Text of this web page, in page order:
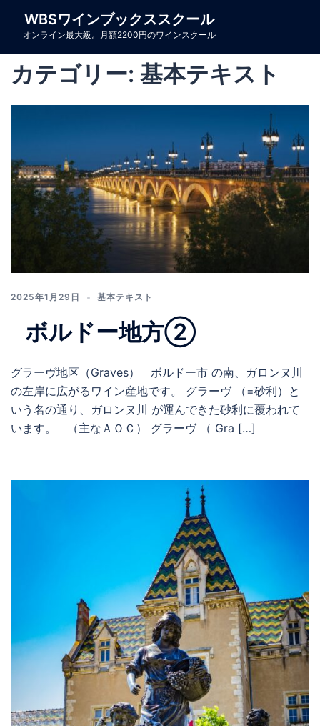
WBSワインブックススクール
オンライン最大級。月額2200円のワインスクール
カテゴリー: 基本テキスト
2025年1月29日 基本テキスト
ボルドー地方②
グラーヴ地区（Graves） ボルドー市 の南、ガロンヌ川
の左岸に広がるワイン産地です。 グラーヴ （=砂利）と
いう名の通り、ガロンヌ川 が運んできた砂利に覆われて
います。 （主なＡＯＣ） グラーヴ （ Gra […]